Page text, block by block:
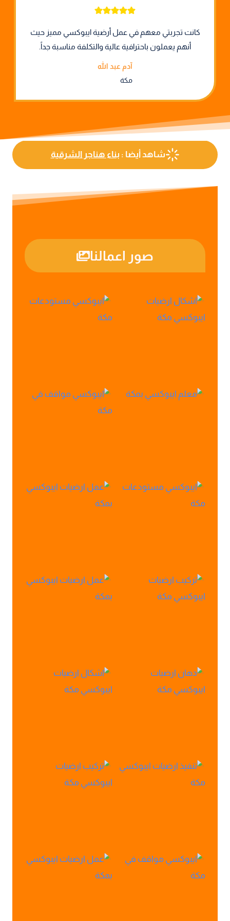
كانت تجربتي معهم في عمل أرضية ايبوكسي مميز حيث
أنهم يعملون باحترافية عالية والتكلفة مناسبة جداً.
آدم عبد الله
مكة
شاهد أيضا : بناء هناجر الشرقية
صور اعمالنا